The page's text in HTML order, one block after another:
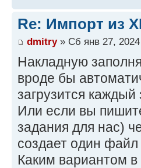
Re: Импорт из
dmitry» Сб янв 27, 2024
Накладную
вроде бы
загрузится каждый
Или если вы
задания для нас)
создает один файл
Каким вариантом